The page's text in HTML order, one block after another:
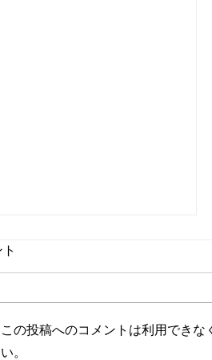
会開催のお知らせ
この投稿へのコメントは利用でき
い。